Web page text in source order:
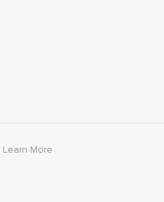
Learn More